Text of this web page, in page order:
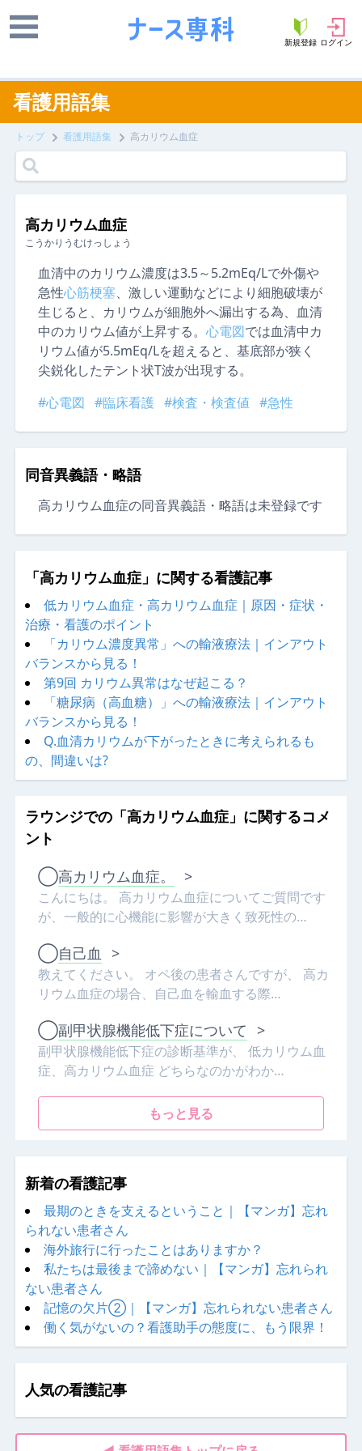
新規登録 ログイン
看護用語集
トップ 看護用語集 高カリウム血症
高カリウム血症
こうかりうむけっしょう
血清中のカリウム濃度は3.5～5.2mEq/Lで外傷や
急性心筋梗塞、激しい運動などにより細胞破壊が
生じると、カリウムが細胞外へ漏出する為、血清
中のカリウム値が上昇する。 心電図では血清中カ
リウム値が5.5mEq/Lを超えると、基底部が狭く
尖鋭化したテント状T波が出現する。
#心電図 #臨床看護 #検査・検査値 #急性
同音異義語・略語
高カリウム血症の同音異義語・略語は未登録です
「高カリウム血症」に関する看護記事
低カリウム血症・高カリウム血症｜原因・症状・
治療・看護のポイント
「カリウム濃度異常」への輸液療法｜インアウト
バランスから見る！
第9回 カリウム異常はなぜ起こる？
「糖尿病（高血糖）」への輸液療法｜インアウト
バランスから見る！
Q.血清カリウムが下がったときに考えられるも
の、間違いは?
ラウンジでの「高カリウム血症」に関するコメ
ント
◯高カリウム血症。 >
こんにちは。 高カリウム血症についてご質問です
が、一般的に心機能に影響が大きく致死性の…
◯自己血 >
教えてください。 オペ後の患者さんですが、 高カ
リウム血症の場合、自己血を輸血する際…
◯副甲状腺機能低下症について >
副甲状腺機能低下症の診断基準が、 低カリウム血
症、高カリウム血症 どちらなのかがわか…
もっと見る
新着の看護記事
最期のときを支えるということ｜【マンガ】忘れ
られない患者さん
海外旅行に行ったことはありますか？
私たちは最後まで諦めない｜【マンガ】忘れられ
ない患者さん
記憶の欠片②｜【マンガ】忘れられない患者さん
働く気がないの？看護助手の態度に、もう限界！
人気の看護記事